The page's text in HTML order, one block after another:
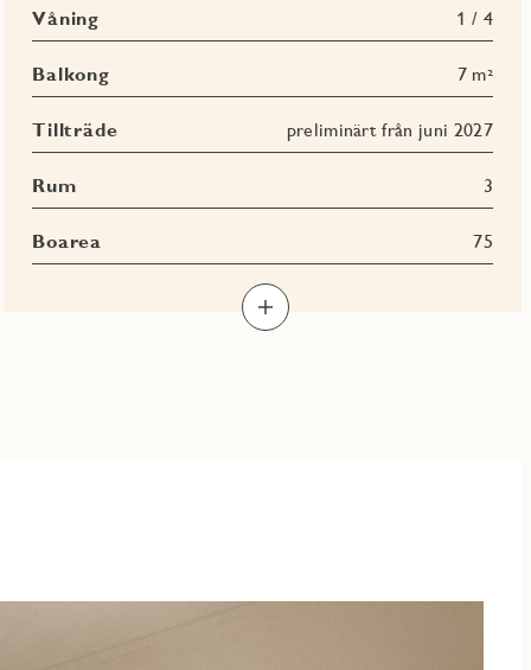
Våning 1 / 4
Balkong 7 m²
Tillträde preliminärt från juni 2027
Rum 3
Boarea 75